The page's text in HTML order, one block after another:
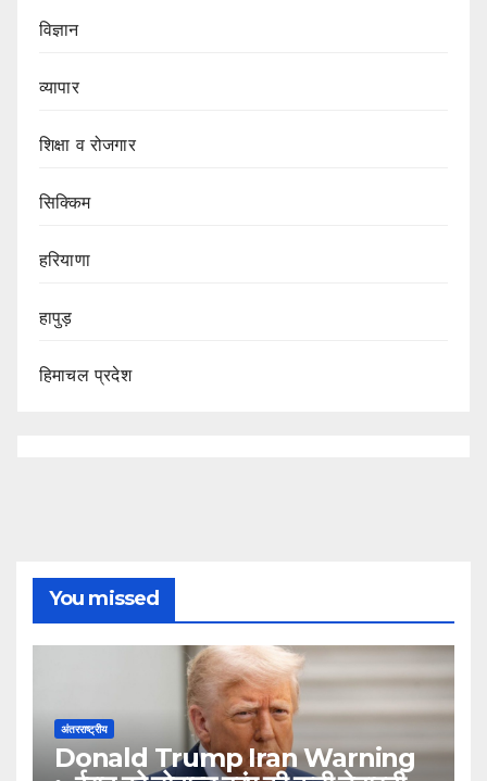
विज्ञान
व्यापार
शिक्षा व रोजगार
सिक्किम
हरियाणा
हापुड़
हिमाचल प्रदेश
You missed
अंतरराष्ट्रीय
Donald Trump Iran Warning